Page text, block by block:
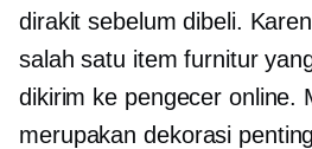
dirakit sebelum dibeli.
salah satu item furnitur
dikirim ke pengecer online.
merupakan dekorasi